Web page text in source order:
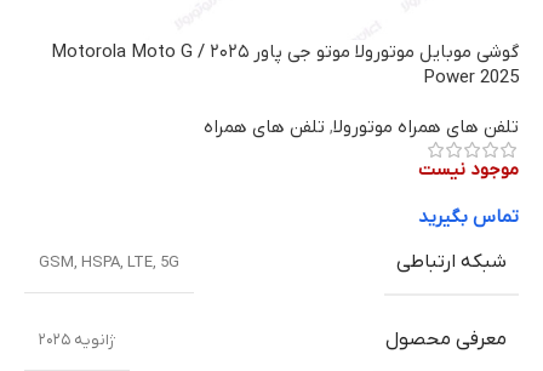
گوشی موبایل موتورولا موتو جی پاور ۲۰۲۵ / Motorola Moto G
Power 2025
تلفن های همراه موتورولا, تلفن های همراه
موجود نیست
تماس بگیرید
شبکه ارتباطی
GSM, HSPA, LTE, 5G
معرفی محصول ژانویه ۲۰۲۵